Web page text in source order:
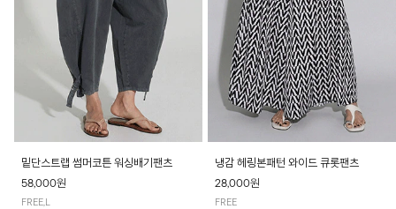
밑단스트랩 썸머코튼 워싱배기팬츠
58,000원
FREE,L
냉감 헤링본패턴 와이드 큐롯팬츠
28,000원
FREE